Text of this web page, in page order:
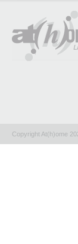
Copyright At(h)ome